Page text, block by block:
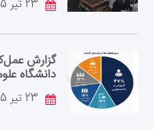
گزارش
دانشگاه